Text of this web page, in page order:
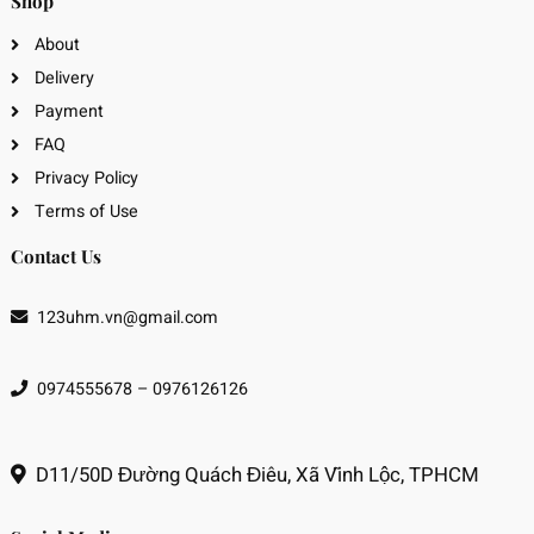
About
Delivery
Payment
FAQ
Privacy Policy
Terms of Use
Contact Us
123uhm.vn@gmail.com
0974555678 – 0976126126
D11/50D Đường Quách Điêu, Xã Vĩnh Lộc, TPHCM